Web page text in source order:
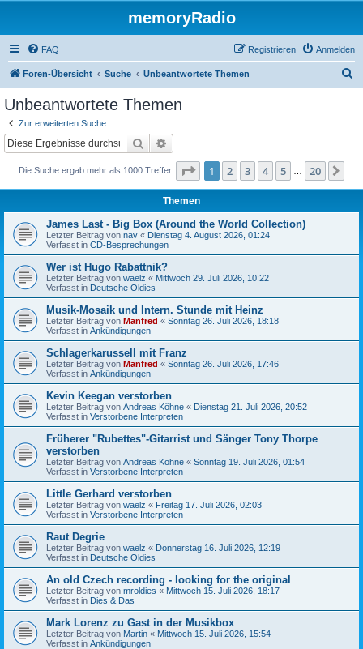
memoryRadio
FAQ Anmelden
Registrieren
Foren-Übersicht Suche Unbeantwortete Themen
Unbeantwortete Themen
Zur erweiterten Suche
Suche
Die Suche ergab mehr als 1000 Treffer Seite 1von 20
1 2 3 4 5 20
Themen
James Last - Big Box (Around the World Collection)
Letzter Beitrag von nav « Dienstag 4. August 2026, 01:24
Verfasst in CD-Besprechungen
Wer ist Hugo Rabattnik?
Letzter Beitrag von waelz « Mittwoch 29. Juli 2026, 10:22
Verfasst in Deutsche Oldies
Musik-Mosaik und Intern. Stunde mit Heinz
Letzter Beitrag von Manfred « Sonntag 26. Juli 2026, 18:18
Verfasst in Ankündigungen
Schlagerkarussell mit Franz
Letzter Beitrag von Manfred « Sonntag 26. Juli 2026, 17:46
Verfasst in Ankündigungen
Kevin Keegan verstorben
Letzter Beitrag von Andreas Köhne « Dienstag 21. Juli 2026, 20:52
Verfasst in Verstorbene Interpreten
Früherer "Rubettes"-Gitarrist und Sänger Tony Thorpe
verstorben
Letzter Beitrag von Andreas Köhne « Sonntag 19. Juli 2026, 01:54
Verfasst in Verstorbene Interpreten
Little Gerhard verstorben
Letzter Beitrag von waelz « Freitag 17. Juli 2026, 02:03
Verfasst in Verstorbene Interpreten
Raut Degrie
Letzter Beitrag von waelz « Donnerstag 16. Juli 2026, 12:19
Verfasst in Deutsche Oldies
An old Czech recording - looking for the original
Letzter Beitrag von mroldies « Mittwoch 15. Juli 2026, 18:17
Verfasst in Dies & Das
Mark Lorenz zu Gast in der Musikbox
Letzter Beitrag von Martin « Mittwoch 15. Juli 2026, 15:54
Verfasst in Ankündigungen